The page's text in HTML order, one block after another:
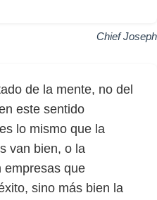
Chief Joseph
de la mente, no del
este sentido
lo mismo que la
van bien, o la
empresas que
sino más bien la